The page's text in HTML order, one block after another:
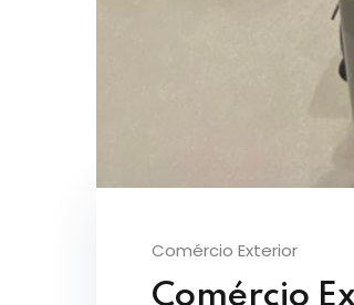
Comércio Exterior
Comércio